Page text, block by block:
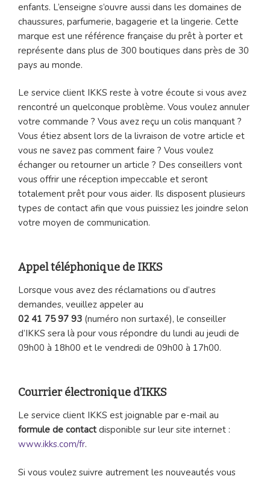
enfants. L’enseigne s’ouvre aussi dans les domaines de
chaussures, parfumerie, bagagerie et la lingerie. Cette
marque est une référence française du prêt à porter et
représente dans plus de 300 boutiques dans près de 30
pays au monde.
Le service client IKKS reste à votre écoute si vous avez
rencontré un quelconque problème. Vous voulez annuler
votre commande ? Vous avez reçu un colis manquant ?
Vous étiez absent lors de la livraison de votre article et
vous ne savez pas comment faire ? Vous voulez
échanger ou retourner un article ? Des conseillers vont
vous offrir une réception impeccable et seront
totalement prêt pour vous aider. Ils disposent plusieurs
types de contact afin que vous puissiez les joindre selon
votre moyen de communication.
Appel téléphonique de IKKS
Lorsque vous avez des réclamations ou d’autres
demandes, veuillez appeler au
02 41 75 97 93 (numéro non surtaxé), le conseiller
d’IKKS sera là pour vous répondre du lundi au jeudi de
09h00 à 18h00 et le vendredi de 09h00 à 17h00.
Courrier électronique d’IKKS
Le service client IKKS est joignable par e-mail au
formule de contactdisponible sur leur site internet :
www.ikks.com/fr.
Si vous voulez suivre autrement les nouveautés vous